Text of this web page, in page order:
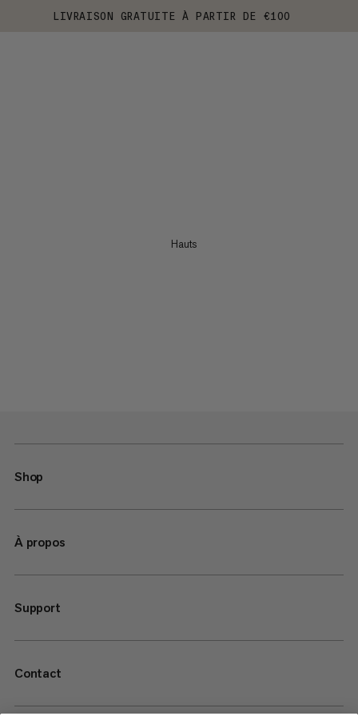
LIVRAISON GRATUITE À PARTIR DE €100
Hauts
Shop
À propos
Support
Contact